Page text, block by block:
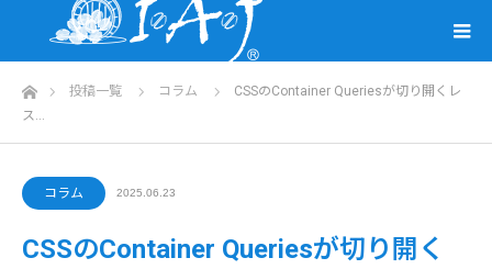
ホーム投稿一覧 コラム
CSSのContainer Queriesが切り開くレ
ス…
コラム 2025.06.23
CSSのContainer Queriesが切り開く